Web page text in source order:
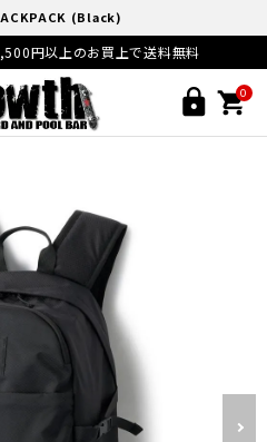
(Black)
円以上のお買上で送料無料
0